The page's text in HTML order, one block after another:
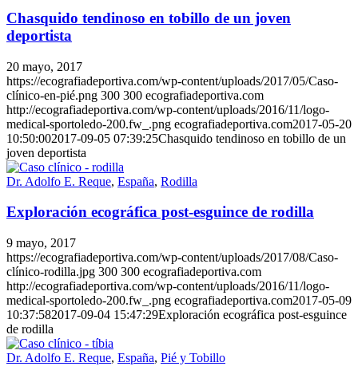
Chasquido tendinoso en tobillo de un joven
deportista
20 mayo, 2017
https://ecografiadeportiva.com/wp-content/uploads/2017/05/Caso-
clínico-en-pié.png 300 300 ecografiadeportiva.com
http://ecografiadeportiva.com/wp-content/uploads/2016/11/logo-
medical-sportoledo-200.fw_.png ecografiadeportiva.com2017-05-20
10:50:002017-09-05 07:39:25Chasquido tendinoso en tobillo de un
joven deportista
Dr. Adolfo E. Reque, España, Rodilla
Exploración ecográfica post-esguince de rodilla
9 mayo, 2017
https://ecografiadeportiva.com/wp-content/uploads/2017/08/Caso-
clínico-rodilla.jpg 300 300 ecografiadeportiva.com
http://ecografiadeportiva.com/wp-content/uploads/2016/11/logo-
medical-sportoledo-200.fw_.png ecografiadeportiva.com2017-05-09
10:37:582017-09-04 15:47:29Exploración ecográfica post-esguince
de rodilla
Dr. Adolfo E. Reque, España, Pié y Tobillo